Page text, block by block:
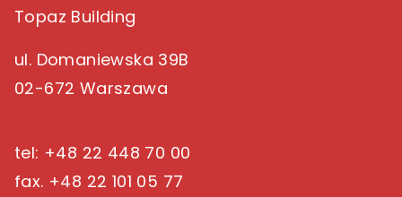
Topaz Building
ul. Domaniewska 39B
02-672 Warszawa
tel: +48 22 448 70 00
fax. +48 22 101 05 77